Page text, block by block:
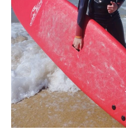
Perfecta
para
Empezar
con
Seguridad
y
Diversión